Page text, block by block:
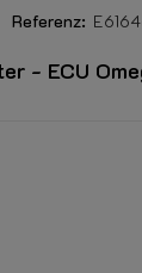
Referenz:
- ECU